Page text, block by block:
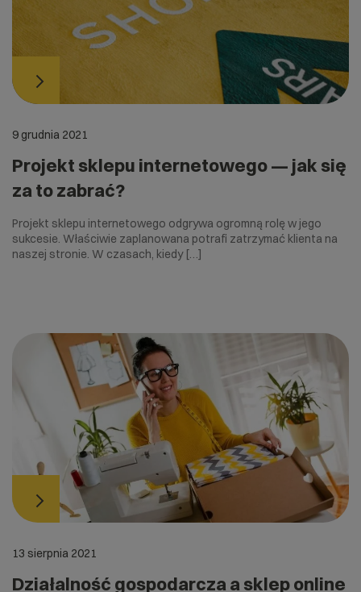
9 grudnia 2021
Projekt sklepu internetowego — jak się
za to zabrać?
Projekt sklepu internetowego odgrywa ogromną rolę w jego
sukcesie. Właściwie zaplanowana potrafi zatrzymać klienta na
naszej stronie. W czasach, kiedy […]
13 sierpnia 2021
Działalność gospodarcza a sklep online